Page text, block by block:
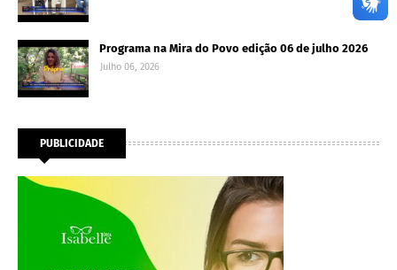
Programa na Mira do Povo edição 06 de julho 2026
Julho 06, 2026
PUBLICIDADE